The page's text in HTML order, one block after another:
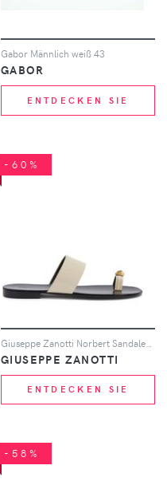
Gabor Männlich weiß 43
GABOR
ENTDECKEN SIE
-60%
GIUSEPPE ZANOTTI
ENTDECKEN SIE
-58%